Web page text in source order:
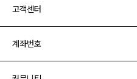
고객센터
계좌번호